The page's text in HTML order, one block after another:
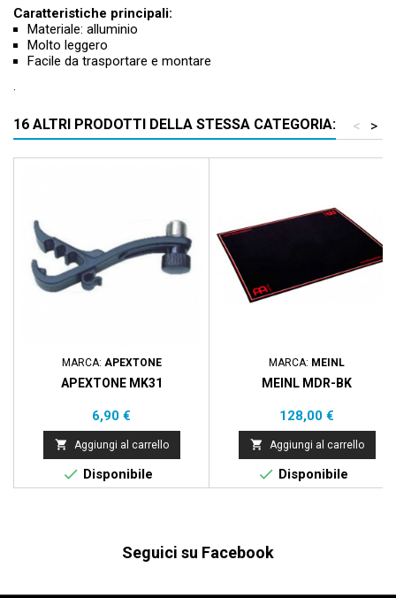
Caratteristiche principali:
Materiale: alluminio
Molto leggero
Facile da trasportare e montare
.
16 ALTRI PRODOTTI DELLA STESSA CATEGORIA: >
<
MARCA: APEXTONE
APEXTONE MK31
Prezzo
6,90 €
 Aggiungi al carrello
 Disponibile
MARCA: MEINL
MEINL MDR-BK
Prezzo
128,00 €
 Aggiungi al carrello
 Disponibile
Seguici su Facebook